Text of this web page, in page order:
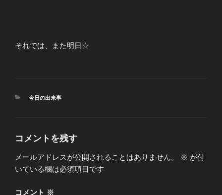
それでは、また明日☆
カ
今日の出来事
コメントを残す
メールアドレスが公開されることはありません。 ※ が付
いている欄は必須項目です
コメント ※